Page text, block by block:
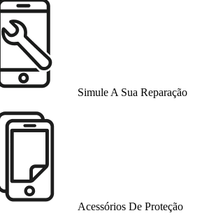
Simule A Sua Reparação
Acessórios De Proteção